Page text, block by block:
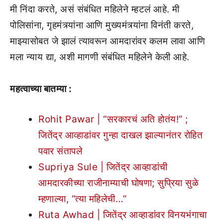
मी निंदा करते, असं संबंधित महिलेने म्हटलं आहे. मी
पोलिसांना, गृहमंत्र्यांना आणि मुख्यमंत्र्यांना विनंती करते,
माझ्यासोबत जे झालं त्यावरून आमदारांवर कलम लावा आणि
मला न्याय द्या, अशी मागणी संबंधित महिलेने केली आहे.
महत्वाच्या बातम्या :
Rohit Pawar | “सरकारचं अति होतंय!” ;
जितेंद्र आव्हाडांवर गुन्हा दाखल झाल्यानंतर रोहित
पवार संतापले
Supriya Sule | जितेंद्र आव्हाडांची
आमदारकीच्या राजीनाम्याची घोषणा; सुप्रिया सुळे
म्हणाल्या, “त्या महिलेची…”
Ruta Awhad | जितेंद्र आव्हाडांवर विनयभंगाचा